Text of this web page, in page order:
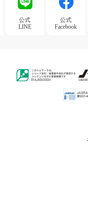
公式
LINE
公式
Facebook